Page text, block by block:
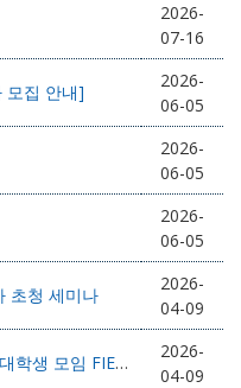
2026-
07-16
모집 안내]
2026-
06-05
2026-
06-05
2026-
06-05
초청 세미나
2026-
04-09
대한산업공학회 산하 전국 대학생 모임 FIELD 안내
2026-
04-09